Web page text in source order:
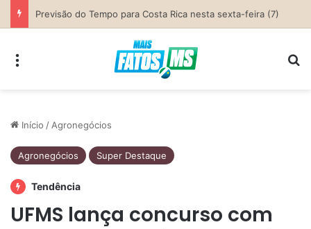
Início / Agronegócios
Agronegócios Super Destaque
Tendência
UFMS lança concurso com